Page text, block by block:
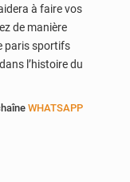
à faire vos
de manière
paris sportifs
l’histoire du
WHATSAPP